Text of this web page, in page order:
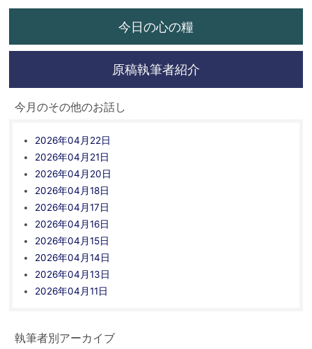
今日の心の糧
原稿執筆者紹介
今月のその他のお話し
2026年04月22日
2026年04月21日
2026年04月20日
2026年04月18日
2026年04月17日
2026年04月16日
2026年04月15日
2026年04月14日
2026年04月13日
2026年04月11日
執筆者別アーカイブ